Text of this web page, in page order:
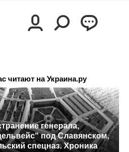
читают на Украина.ру
генерала,
под Славянском,
спецназ. Хроника